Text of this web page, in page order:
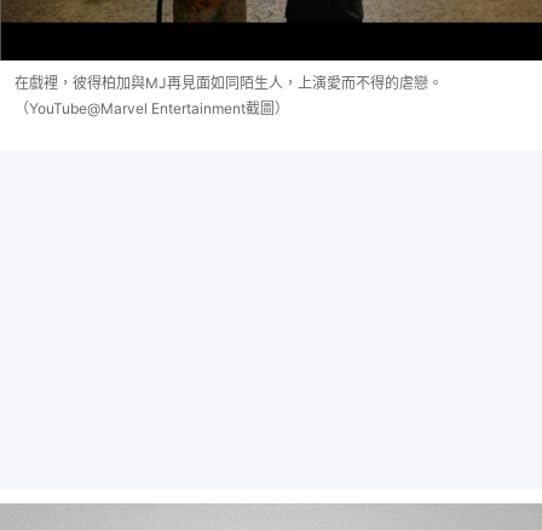
在戲裡，彼得柏加與MJ再見面如同陌生人，上演愛而不得的虐戀。
（YouTube@Marvel Entertainment截圖）